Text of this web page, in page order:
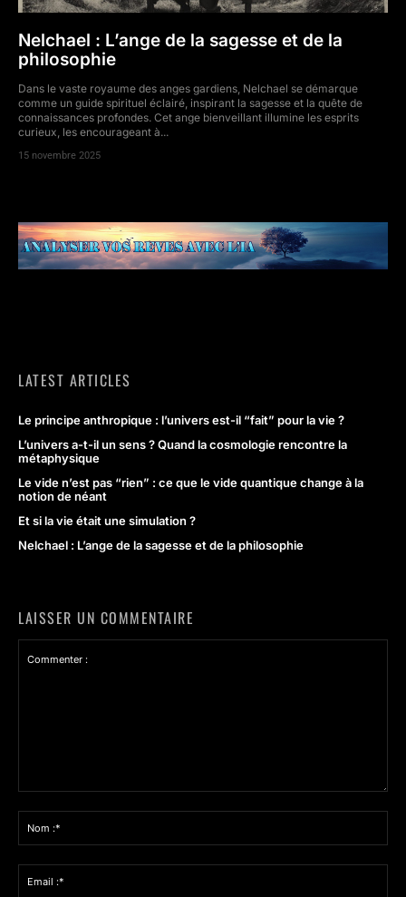
Nelchael : L’ange de la sagesse et de la
philosophie
Dans le vaste royaume des anges gardiens, Nelchael se démarque
comme un guide spirituel éclairé, inspirant la sagesse et la quête de
connaissances profondes. Cet ange bienveillant illumine les esprits
curieux, les encourageant à...
15 novembre 2025
LATEST ARTICLES
Le principe anthropique : l’univers est-il “fait” pour la vie ?
L’univers a-t-il un sens ? Quand la cosmologie rencontre la
métaphysique
Le vide n’est pas “rien” : ce que le vide quantique change à la
notion de néant
Et si la vie était une simulation ?
Nelchael : L’ange de la sagesse et de la philosophie
LAISSER UN COMMENTAIRE